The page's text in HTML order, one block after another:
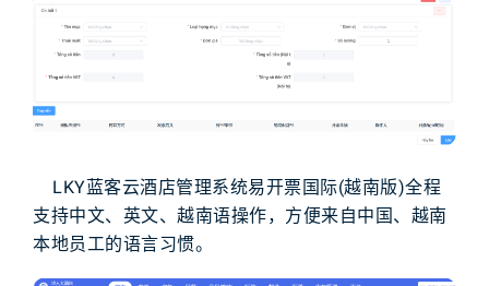
LKY蓝客云酒店管理系统易开票国际(越南版)全程
支持中文、 英文、 越南语操作， 方便来自中国、 越南
本地员工的语言习惯。